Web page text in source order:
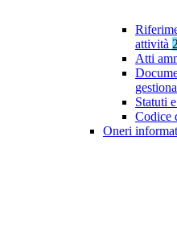
attività
Atti
Statuti
Codice
Oneri